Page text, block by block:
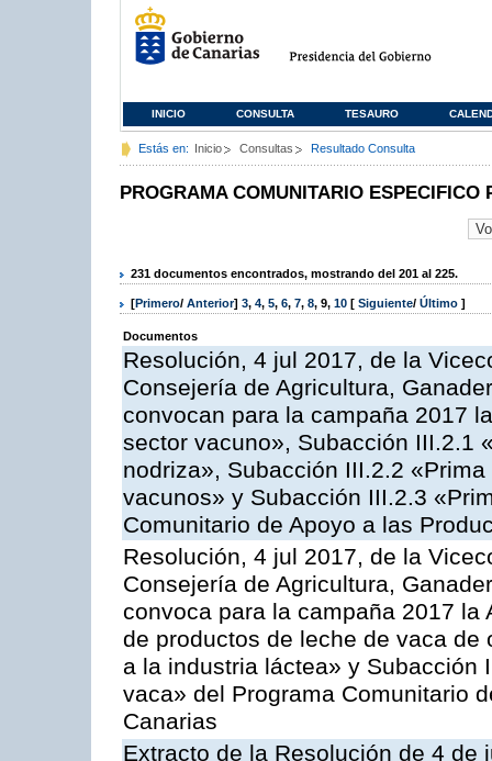
INICIO CONSULTA TESAURO
Estás en: Inicio Consultas Resultado Consulta
PROGRAMA COMUNITARIO ESPECIFICO
231 documentos encontrados, mostrando del 201 al 225.
[Primero/ Anterior] 3, 4, 5, 6, 7, 8, 9, 10 [ Siguiente/ Último ]
Documentos
Resolución, 4 jul 2017, de la
Consejería de Agricultura,
convocan para la campaña 2017
sector vacuno», Subacción III.2.1
nodriza», Subacción III.2.2
vacunos» y Subacción III.2.3
Comunitario de Apoyo a las
Resolución, 4 jul 2017, de la
Consejería de Agricultura,
convoca para la campaña 2017
de productos de leche de vaca
a la industria láctea» y Subacción
vaca» del Programa Comunitario
Canarias
Extracto de la Resolución de 4